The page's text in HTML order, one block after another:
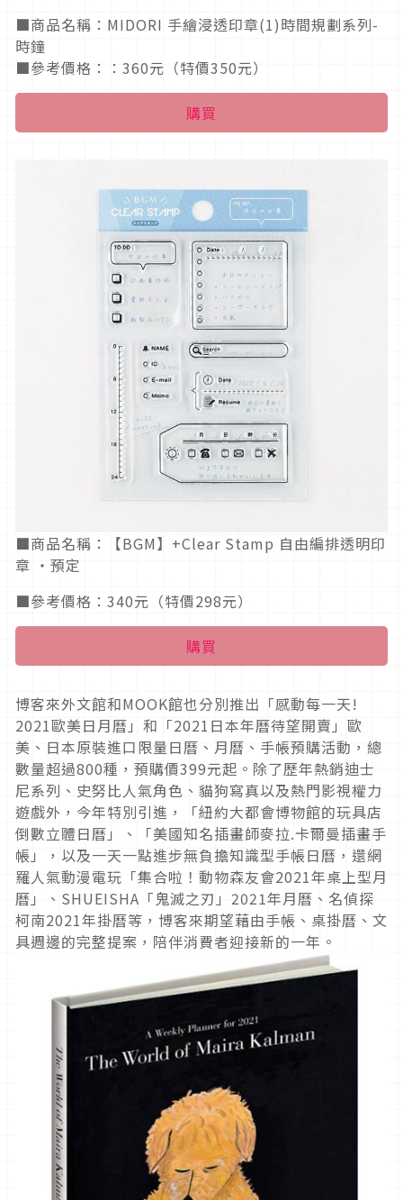
■商品名稱：MIDORI 手繪浸透印章(1)時間規劃系列-
時鐘
■參考價格：：360元（特價350元）
購買
■商品名稱：【BGM】+Clear Stamp 自由編排透明印
章 ‧預定
■參考價格：340元（特價298元）
購買
博客來外文館和MOOK館也分別推出「感動每一天!
2021歐美日月曆」和「2021日本年曆待望開賣」歐
美、日本原裝進口限量日曆、月曆、手帳預購活動，總
數量超過800種，預購價399元起。除了歷年熱銷迪士
尼系列、史努比人氣角色、貓狗寫真以及熱門影視權力
遊戲外，今年特別引進，「紐約大都會博物館的玩具店
倒數立體日曆」、「美國知名插畫師麥拉.卡爾曼插畫手
帳」，以及一天一點進步無負擔知識型手帳日曆，還網
羅人氣動漫電玩「集合啦！動物森友會2021年桌上型月
曆」、SHUEISHA「鬼滅之刃」2021年月曆、名偵探
柯南2021年掛曆等，博客來期望藉由手帳、桌掛曆、文
具週邊的完整提案，陪伴消費者迎接新的一年。